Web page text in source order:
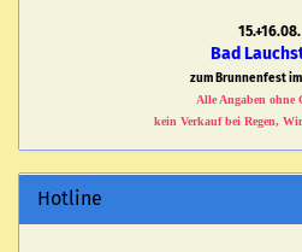
15.+16.08.
Bad
zum Brunnenfest
Alle Angaben ohne
kein Verkauf bei Regen,
Hotline